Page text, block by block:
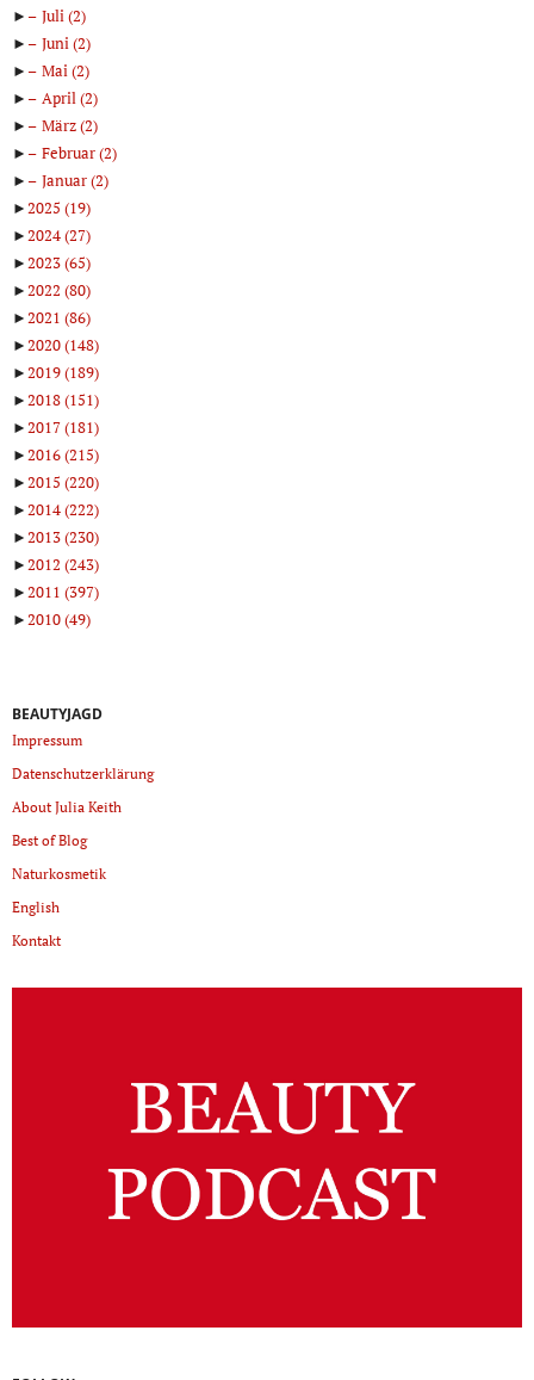
►
Juli(2)
►
Juni(2)
►
Mai(2)
►
April(2)
►
März(2)
►
Februar(2)
►
Januar(2)
►2025 (19)
►2024(27)
►2023(65)
►2022 (80)
►2021 (86)
►2020(148)
►2019(189)
►2018(151)
►2017(181)
►2016(215)
►2015 (220)
►2014(222)
►2013(230)
►2012 (243)
►2011 (397)
►2010(49)
BEAUTYJAGD
Impressum
Datenschutzerklärung
About Julia Keith
Best of Blog
Naturkosmetik
English
Kontakt